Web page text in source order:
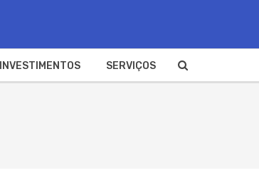
INVESTIMENTOS SERVIÇOS